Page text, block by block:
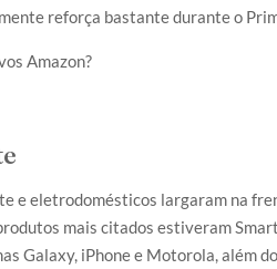
reforça bastante durante o
Amazon?
e eletrodomésticos largaram na
mais citados estiveram
Galaxy, iPhone e Motorola, além do